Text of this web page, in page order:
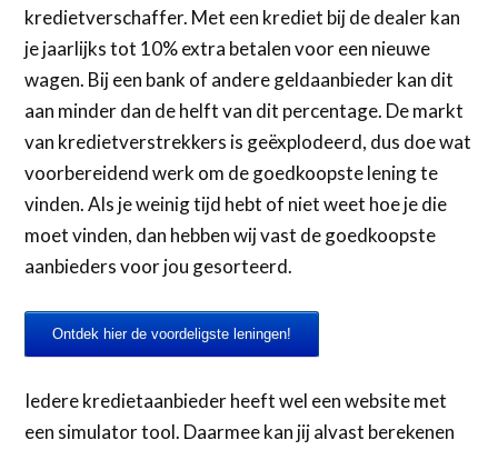
kredietverschaffer. Met een krediet bij de dealer kan
je jaarlijks tot 10% extra betalen voor een nieuwe
wagen. Bij een bank of andere geldaanbieder kan dit
aan minder dan de helft van dit percentage. De markt
van kredietverstrekkers is geëxplodeerd, dus doe wat
voorbereidend werk om de goedkoopste lening te
vinden. Als je weinig tijd hebt of niet weet hoe je die
moet vinden, dan hebben wij vast de goedkoopste
aanbieders voor jou gesorteerd.
Ontdek hier de voordeligste leningen!
Iedere kredietaanbieder heeft wel een website met
een simulator tool. Daarmee kan jij alvast berekenen